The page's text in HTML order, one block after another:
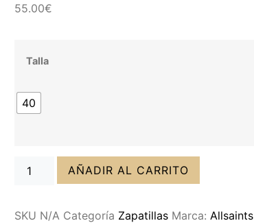
55.00€
Talla
40
AÑADIR AL CARRITO
SKU N/A Categoría Zapatillas Marca: Allsaints